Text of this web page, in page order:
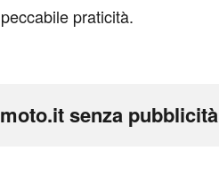
praticità.
senza pubblicità